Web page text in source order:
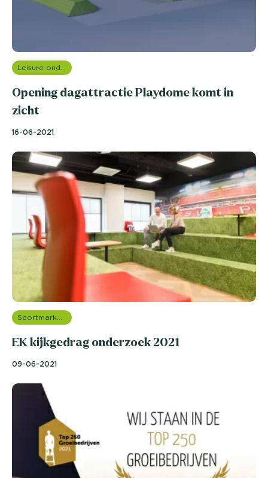
Leisure onderzoek
Opening dagattractie Playdome komt in
zicht
16-06-2021
Sportmarketing onderzoek
EK kijkgedrag onderzoek 2021
09-06-2021